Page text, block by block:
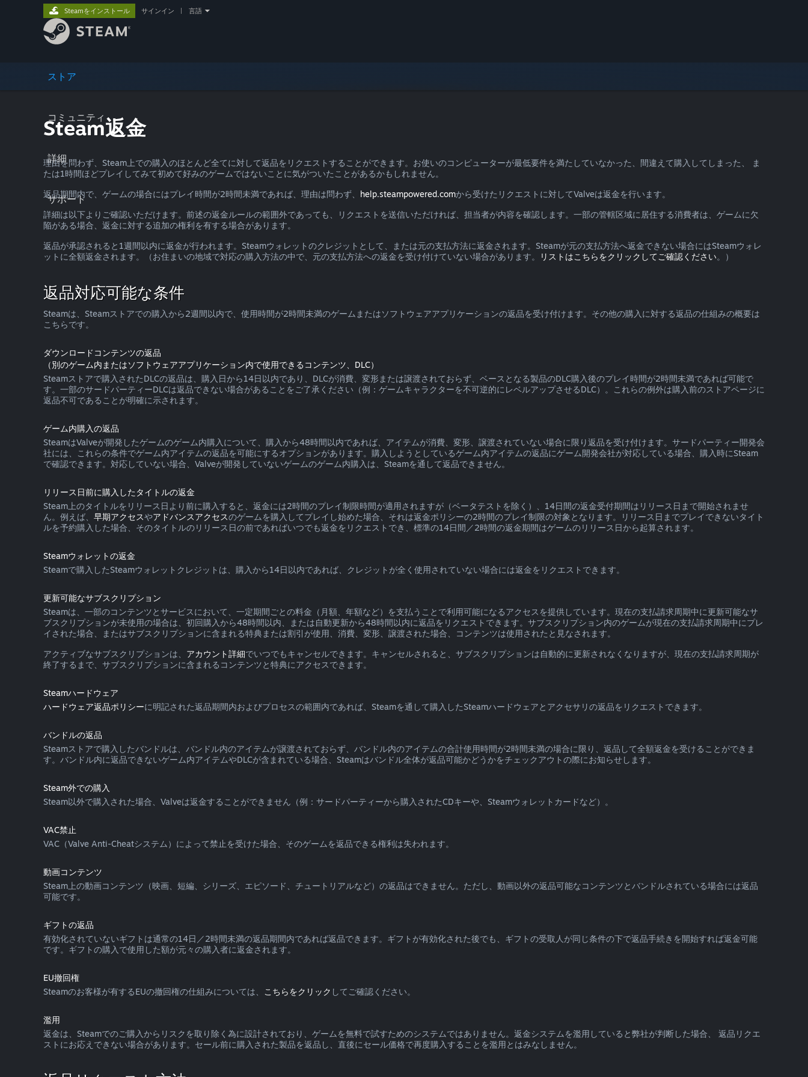
ストア
コミュニティ
詳細
サポート
Steamをインストール サインイン 言語
Steam返金
理由を問わず、Steam上での購入のほとんど全てに対して返品をリクエストすることができます。お使いのコンピューターが最低要件を満たしていなかった、間違えて購入してしまった、 ま
たは1時間ほどプレイしてみて初めて好みのゲームではないことに気がついたことがあるかもしれません。
返品期間内で、ゲームの場合にはプレイ時間が2時間未満であれば、理由は問わず、 help.steampowered.comから受けたリクエストに対してValveは返金を行います。
詳細は以下よりご確認いただけます。前述の返金ルールの範囲外であっても、リクエストを送信いただければ、担当者が内容を確認します。一部の管轄区域に居住する消費者は、ゲームに欠
陥がある場合、返金に対する追加の権利を有する場合があります。
返品が承認されると1週間以内に返金が行われます。Steamウォレットのクレジットとして、または元の支払方法に返金されます。Steamが元の支払方法へ返金できない場合にはSteamウォレ
ットに全額返金されます。（お住まいの地域で対応の購入方法の中で、元の支払方法への返金を受け付けていない場合があります。
リストはこちらをクリックしてご確認ください。）
返品対応可能な条件
Steamは、Steamストアでの購入から2週間以内で、使用時間が2時間未満のゲームまたはソフトウェアアプリケーションの返品を受け付けます。その他の購入に対する返品の仕組みの概要は
こちらです。
ダウンロードコンテンツの返品
（別のゲーム内またはソフトウェアアプリケーション内で使用できるコンテンツ、DLC）
Steamストアで購入されたDLCの返品は、購入日から14日以内であり、DLCが消費、変形または譲渡されておらず、ベースとなる製品のDLC購入後のプレイ時間が2時間未満であれば可能で
す。一部のサードパーティーDLCは返品できない場合があることをご了承ください（例：ゲームキャラクターを不可逆的にレベルアップさせるDLC）。これらの例外は購入前のストアページに
返品不可であることが明確に示されます。
ゲーム内購入の返品
SteamはValveが開発したゲームのゲーム内購入について、購入から48時間以内であれば、アイテムが消費、変形、譲渡されていない場合に限り返品を受け付けます。サードパーティー開発会
社には、これらの条件でゲーム内アイテムの返品を可能にするオプションがあります。購入しようとしているゲーム内アイテムの返品にゲーム開発会社が対応している場合、購入時にSteam
で確認できます。対応していない場合、Valveが開発していないゲームのゲーム内購入は、Steamを通して返品できません。
リリース日前に購入したタイトルの返金
Steam上のタイトルをリリース日より前に購入すると、返金には2時間のプレイ制限時間が適用されますが（ベータテストを除く）、14日間の返金受付期間はリリース日まで開始されませ
ん。例えば、 早期アクセスやアドバンスアクセスのゲームを購入してプレイし始めた場合、それは返金ポリシーの2時間のプレイ制限の対象となります。リリース日までプレイできないタイト
ルを予約購入した場合、そのタイトルのリリース日の前であればいつでも返金をリクエストでき、標準の14日間／2時間の返金期間はゲームのリリース日から起算されます。
Steamウォレットの返金
Steamで購入したSteamウォレットクレジットは、購入から14日以内であれば、クレジットが全く使用されていない場合には返金をリクエストできます。
更新可能なサブスクリプション
Steamは、一部のコンテンツとサービスにおいて、一定期間ごとの料金（月額、年額など）を支払うことで利用可能になるアクセスを提供しています。現在の支払請求周期中に更新可能なサ
ブスクリプションが未使用の場合は、初回購入から48時間以内、または自動更新から48時間以内に返品をリクエストできます。サブスクリプション内のゲームが現在の支払請求周期中にプレ
イされた場合、またはサブスクリプションに含まれる特典または割引が使用、消費、変形、譲渡された場合、コンテンツは使用されたと見なされます。
アクティブなサブスクリプションは、 アカウント詳細でいつでもキャンセルできます。キャンセルされると、サブスクリプションは自動的に更新されなくなりますが、現在の支払請求周期が
終了するまで、サブスクリプションに含まれるコンテンツと特典にアクセスできます。
Steamハードウェア
ハードウェア返品ポリシーに明記された返品期間内およびプロセスの範囲内であれば、Steamを通して購入したSteamハードウェアとアクセサリの返品をリクエストできます。
バンドルの返品
Steamストアで購入したバンドルは、バンドル内のアイテムが譲渡されておらず、バンドル内のアイテムの合計使用時間が2時間未満の場合に限り、返品して全額返金を受けることができま
す。バンドル内に返品できないゲーム内アイテムやDLCが含まれている場合、Steamはバンドル全体が返品可能かどうかをチェックアウトの際にお知らせします。
Steam外での購入
Steam以外で購入された場合、Valveは返金することができません（例：サードパーティーから購入されたCDキーや、Steamウォレットカードなど）。
VAC禁止
VAC（Valve Anti-Cheatシステム）によって禁止を受けた場合、そのゲームを返品できる権利は失われます。
動画コンテンツ
Steam上の動画コンテンツ（映画、短編、シリーズ、エピソード、チュートリアルなど）の返品はできません。ただし、動画以外の返品可能なコンテンツとバンドルされている場合には返品
可能です。
ギフトの返品
有効化されていないギフトは通常の14日／2時間未満の返品期間内であれば返品できます。ギフトが有効化された後でも、ギフトの受取人が同じ条件の下で返品手続きを開始すれば返金可能
です。ギフトの購入で使用した額が元々の購入者に返金されます。
EU撤回権
Steamのお客様が有するEUの撤回権の仕組みについては、
こちらをクリック してご確認ください。
濫用
返金は、Steamでのご購入からリスクを取り除く為に設計されており、ゲームを無料で試すためのシステムではありません。返金システムを濫用していると弊社が判断した場合、 返品リクエ
ストにお応えできない場合があります。セール前に購入された製品を返品し、直後にセール価格で再度購入することを濫用とはみなしません。